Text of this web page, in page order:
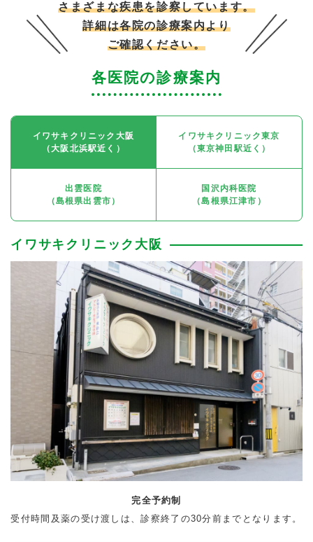
さまざまな疾患を診察しています。
詳細は各院の診療案内より
ご確認ください。
各医院の診療案内
イワサキクリニック大阪
（大阪北浜駅近く）
イワサキクリニック東京
（東京神田駅近く）
出雲医院
（島根県出雲市）
国沢内科医院
（島根県江津市）
イワサキクリニック大阪
完全予約制
受付時間及薬の受け渡しは、診察終了の30分前までとなります。